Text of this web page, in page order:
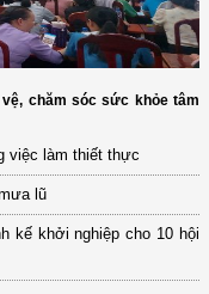
chăm sóc sức khỏe tâm
việc làm thiết thực
lũ
kế khởi nghiệp cho 10 hội